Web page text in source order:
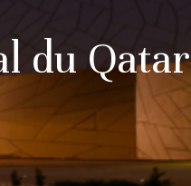
du Qatar